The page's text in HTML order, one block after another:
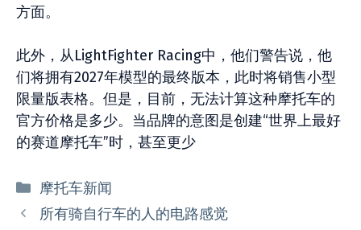
方面。
此外，从LightFighter Racing中，他们警告说，他
们将拥有2027年模型的最终版本，此时将销售小型
限量版表格。但是，目前，无法计算这种摩托车的
官方价格是多少。当品牌的意图是创建“世界上最好
的赛道摩托车”时，甚至更少
分
类
摩托车新闻
所有骑自行车的人的电路感觉